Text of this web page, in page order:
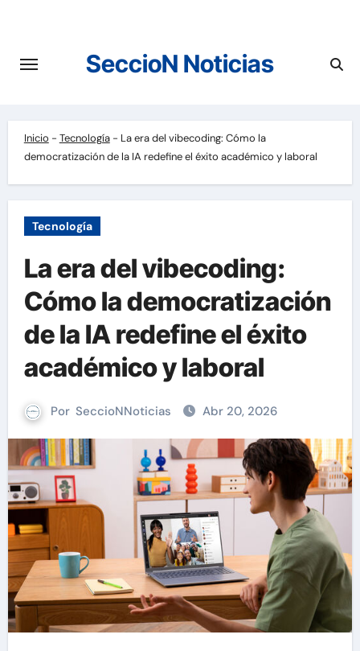
contenido
SeccioN Noticias
Inicio - Tecnología- La era del vibecoding: Cómo la
democratización de la IA redefine el éxito académico y laboral
Tecnología
La era del vibecoding:
Cómo la democratización
de la IA redefine el éxito
académico y laboral
Por SeccioNNoticias Abr 20, 2026